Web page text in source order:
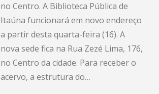
no Centro. A Biblioteca Pública de
Itaúna funcionará em novo endereço
a partir desta quarta-feira (16). A
nova sede fica na Rua Zezé Lima, 176,
no Centro da cidade. Para receber o
acervo, a estrutura do…